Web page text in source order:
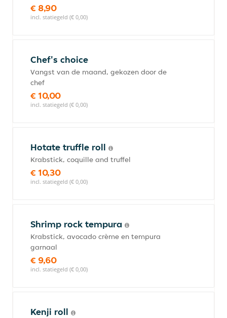
€ 8,90
incl. statiegeld (€ 0,00)
Chef's choice
Vangst van de maand, gekozen door de
chef
€ 10,00
incl. statiegeld (€ 0,00)
Hotate truffle roll
Krabstick, coquille and truffel
€ 10,30
incl. statiegeld (€ 0,00)
Shrimp rock tempura
Krabstick, avocado crème en tempura
garnaal
€ 9,60
incl. statiegeld (€ 0,00)
Kenji roll